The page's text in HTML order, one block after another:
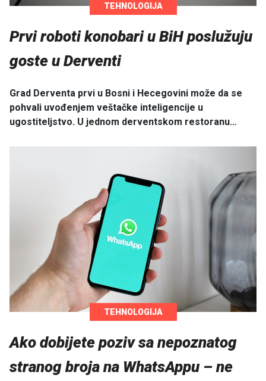
TEHNOLOGIJA
Prvi roboti konobari u BiH poslužuju
goste u Derventi
Grad Derventa prvi u Bosni i Hecegovini može da se
pohvali uvođenjem veštačke inteligencije u
ugostiteljstvo. U jednom derventskom restoranu…
TEHNOLOGIJA
Ako dobijete poziv sa nepoznatog
stranog broja na WhatsAppu – ne